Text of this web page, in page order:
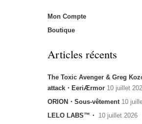
Mon Compte
Boutique
Articles récents
The Toxic Avenger & Greg
attack・EeriÆrmor 10 juillet
ORION・Sous-vêtement 10
LELO LABS™・ 10 juillet 2026